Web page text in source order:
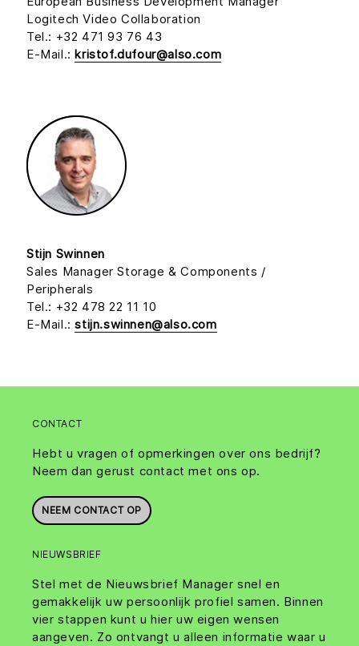
Logitech Video Collaboration
Tel.: +32 471 93 76 43
E-Mail.: kristof.dufour@also.com
Stijn Swinnen
Sales Manager Storage & Components /
Peripherals
Tel.: +32 478 22 11 10
E-Mail.:stijn.swinnen@also.com
CONTACT
Hebt u vragen of opmerkingen over ons bedrijf?
Neem dan gerust contact met ons op.
NEEM CONTACT OP
NIEUWSBRIEF
Stel met de Nieuwsbrief Manager snel en
gemakkelijk uw persoonlijk profiel samen. Binnen
vier stappen kunt u hier uw eigen wensen
aangeven. Zo ontvangt u alleen informatie waar u